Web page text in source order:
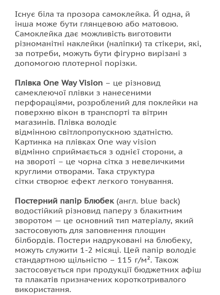
Існує біла та прозора самоклейка. Й одна, й
інша може бути глянцевою або матовою.
Самоклейка дає можливість виготовити
різноманітні наклейки (наліпки) та стікери, які,
за потреби, можуть бути фігурно вирізані з
допомогою плотерної порізки.
Плівка One Way Vision – це різновид
самеклеючої плівки з нанесеними
перфораціями, розроблений для поклейки на
поверхню вікон в транспорті та вітрин
магазинів. Плівка володіє
відмінною світлопропускною здатністю.
Картинка на плівках One way vision
відмінно сприймається з однієї сторони, а
на звороті – це чорна сітка з невеличкими
круглими отворами. Така структура
сітки створює ефект легкого тонування.
Постерний папір Блюбек (англ. blue back)
водостійкий різновид паперу з блакитним
зворотом — це основний тип матеріалу, який
застосовують для заповнення площин
білбордів. Постери надруковані на блюбеку,
можуть служити 1-2 місяці. Цей папір володіє
стандартною щільністю – 115 г/м². Також
застосовується при продукції бюджетних афіш
та плакатів призначених короткотривалого
використання.